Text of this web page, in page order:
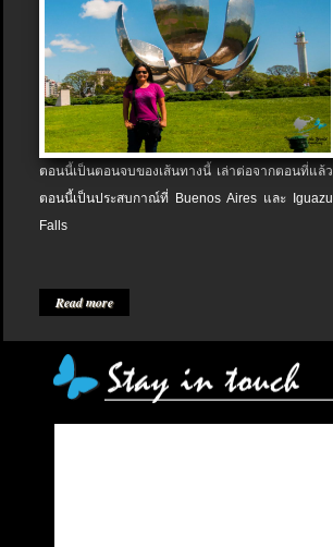
ตอนนี้เป็นตอนจบของเส้นทางนี้ เล่าต่อจากตอนที่แล้ว
ตอนนี้เป็นประสบกาณ์ที่ Buenos Aires และ Iguazu
Falls
Read more